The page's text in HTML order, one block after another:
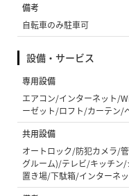
備考
自転車のみ駐車可
設備・サービス
専用設備
エアコン/インターネット/
ーゼット/ロフト/カーテン/
共用設備
オートロック/防犯カメラ/
グルーム)/テレビ/キッチン
置き場/下駄箱/インターネ